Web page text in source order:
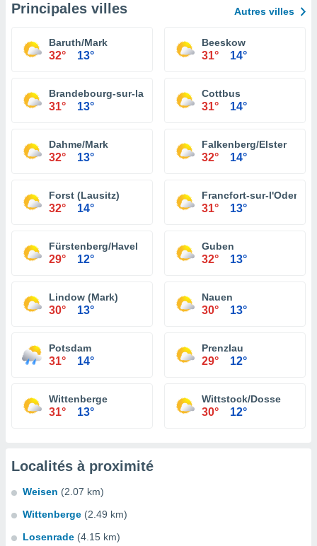
Principales villes Autres villes
Baruth/Mark
32° 13°
Beeskow
31° 14°
Brandebourg-sur-la-Havel
31° 13°
Cottbus
31° 14°
Dahme/Mark
32° 13°
Falkenberg/Elster
32° 14°
Forst (Lausitz)
32° 14°
Francfort-sur-l'Oder
31° 13°
Fürstenberg/Havel
29° 12°
Guben
32° 13°
Lindow (Mark)
30° 13°
Nauen
30° 13°
Potsdam
31° 14°
Prenzlau
29° 12°
Wittenberge
31° 13°
Wittstock/Dosse
30° 12°
Localités à proximité
Weisen (2.07 km)
Wittenberge (2.49 km)
Losenrade (4.15 km)